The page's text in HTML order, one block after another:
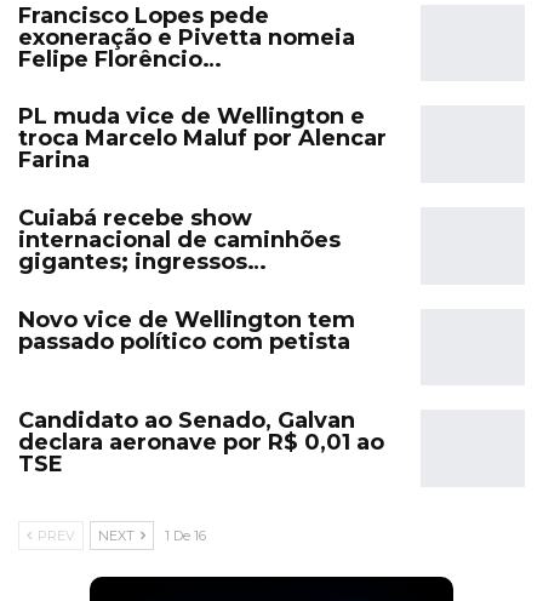
Francisco Lopes pede
exoneração e Pivetta nomeia
Felipe Florêncio…
PL muda vice de Wellington e
troca Marcelo Maluf por Alencar
Farina
Cuiabá recebe show
internacional de caminhões
gigantes; ingressos…
Novo vice de Wellington tem
passado político com petista
Candidato ao Senado, Galvan
declara aeronave por R$ 0,01 ao
TSE
PREV NEXT 1 De 16